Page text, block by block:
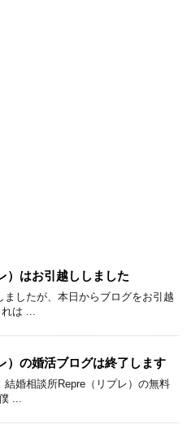
）はお引越ししました
ましたが、本日からブログをお引越
は ...
）の婚活ブログは終了します
結婚相談所Repre（リプレ）の無料
...